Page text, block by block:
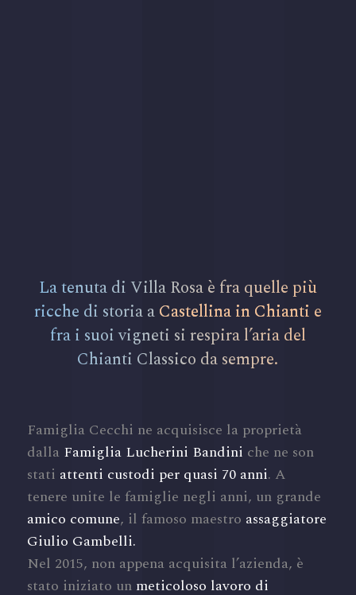
La tenuta di Villa Rosa è fra quelle più
ricche di storia aCastellina in Chianti e
fra i suoi vigneti si respira l’aria del
Chianti Classico da sempre.
Famiglia Cecchi ne acquisisce la proprietà
dalla Famiglia Lucherini Bandini che ne son
stati attenti custodi per quasi 70 anni. A
tenere unite le famiglie negli anni, un grande
amico comune, il famoso maestro assaggiatore
Giulio Gambelli.
Nel 2015, non appena acquisita l’azienda, è
stato iniziato un meticoloso lavoro di